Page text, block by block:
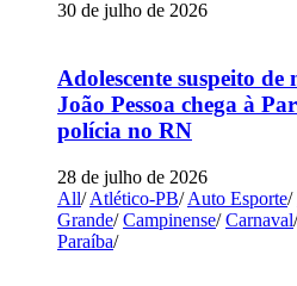
30 de julho de 2026
Adolescente suspeito
João Pessoa chega à
polícia no RN
28 de julho de 2026
All/ Atlético-PB/ Auto Esporte/
Grande/ Campinense/ Carnaval/
Paraíba/